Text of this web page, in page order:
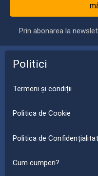
Prin abonarea la
Politici
Termeni și condiții
Politica de Cookie
Politica de
Cum cumperi?